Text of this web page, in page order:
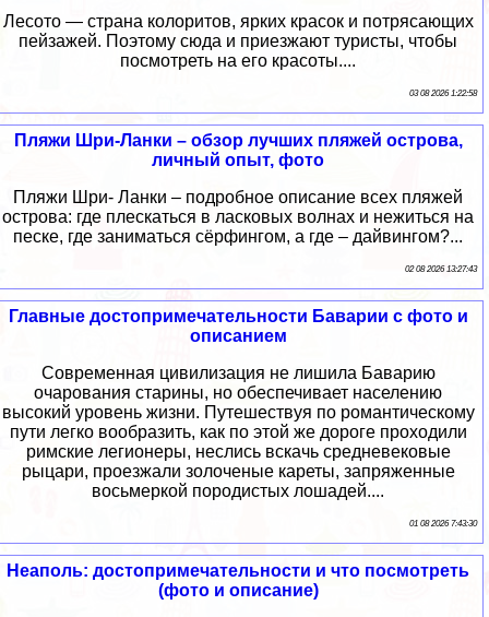
Лесото — страна колоритов, ярких красок и потрясающих
пейзажей. Поэтому сюда и приезжают туристы, чтобы
посмотреть на его красоты....
03 08 2026 1:22:58
Пляжи Шри-Ланки – обзор лучших пляжей острова,
личный опыт, фото
Пляжи Шри- Ланки – подробное описание всех пляжей
острова: где плескаться в ласковых волнах и нежиться на
песке, где заниматься сёрфингом, а где – дайвингом?...
02 08 2026 13:27:43
Главные достопримечательности Баварии с фото и
описанием
Современная цивилизация не лишила Баварию
очарования старины, но обеспечивает населению
высокий уровень жизни. Путешествуя по романтическому
пути легко вообразить, как по этой же дороге проходили
римские легионеры, неслись вскачь средневековые
рыцари, проезжали золоченые кареты, запряженные
восьмеркой породистых лошадей....
01 08 2026 7:43:30
Неаполь: достопримечательности и что посмотреть
(фото и описание)